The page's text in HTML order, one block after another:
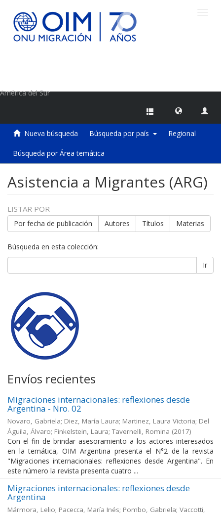
América del Sur
Nueva búsqueda Búsqueda por país Regional
Búsqueda por Área temática
Asistencia a Migrantes (ARG)
LISTAR POR
Por fecha de publicación Autores Títulos Materias
Búsqueda en esta colección:
Ir
Envíos recientes
Migraciones internacionales: reflexiones desde
Argentina - Nro. 02
Novaro, Gabriela; Diez, María Laura; Martinez, Laura Victoria; Del
Águila, Álvaro; Finkelstein, Laura; Tavernelli, Romina (2017)
Con el fin de brindar asesoramiento a los actores interesados
en la temática, OIM Argentina presenta el N°2 de la revista
"Migraciones internacionales: reflexiones desde Argentina". En
este número la revista presenta cuatro ...
Migraciones internacionales: reflexiones desde
Argentina
Mármora, Lelio; Pacecca, María Inés; Pombo, Gabriela; Vaccotti,